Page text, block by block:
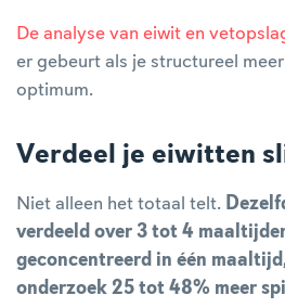
De analyse van eiwit en
er gebeurt als je structureel
optimum.
Verdeel je eiwitten
Niet alleen het totaal telt.
verdeeld over 3 tot 4
geconcentreerd in één
onderzoek 25 tot 48% meer